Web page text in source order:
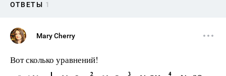
ОТВЕТЫ 1
Mary Cherry
Вот сколько уравнений!